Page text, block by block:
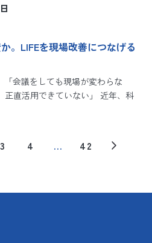
。LIFEを現場改善につなげる
「会議をしても現場が変わらな
正直活用できていない」 近年、科
3 4 … 42